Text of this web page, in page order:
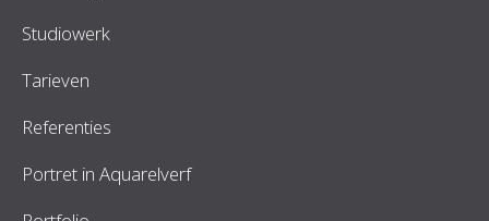
Studiowerk
Tarieven
Referenties
Portret in Aquarelverf